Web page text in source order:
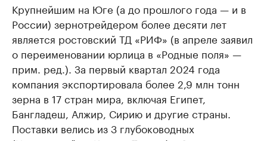
Крупнейшим на Юге (а до прошлого года — и в
России) зернотрейдером более десяти лет
является ростовский ТД «РИФ» (в апреле заявил
о переименовании юрлица в «Родные поля» —
прим. ред.). За первый квартал 2024 года
компания экспортировала более 2,9 млн тонн
зерна в 17 стран мира, включая Египет,
Бангладеш, Алжир, Сирию и другие страны.
Поставки велись из 3 глубоководных